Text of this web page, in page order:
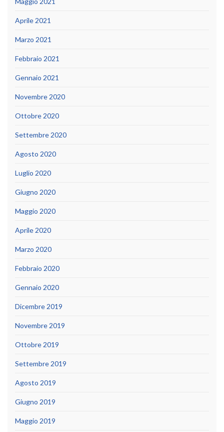
Aprile 2021
Marzo 2021
Febbraio 2021
Gennaio 2021
Novembre 2020
Ottobre 2020
Settembre 2020
Agosto 2020
Luglio 2020
Giugno 2020
Maggio 2020
Aprile 2020
Marzo 2020
Febbraio 2020
Gennaio 2020
Dicembre 2019
Novembre 2019
Ottobre 2019
Settembre 2019
Agosto 2019
Giugno 2019
Maggio 2019